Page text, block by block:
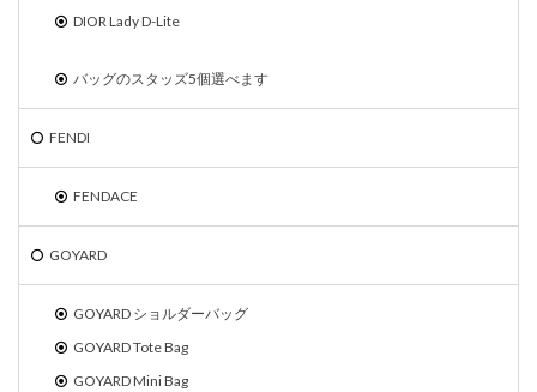
DIOR Lady D-Lite
バッグのスタッズ5個選べます
FENDI
FENDACE
GOYARD
GOYARD ショルダーバッグ
GOYARD Tote Bag
GOYARD Mini Bag